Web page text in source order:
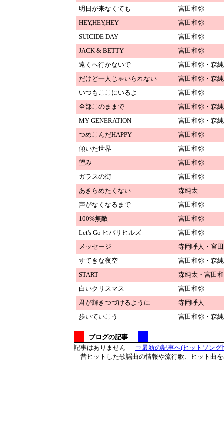
明日が来なくても
宮田和弥
HEY,HEY,HEY
宮田和弥
SUICIDE DAY
宮田和弥
JACK & BETTY
宮田和弥
遠くへ行かないで
宮田和弥・森
だけど一人じゃいられない
宮田和弥・森
いつもここにいるよ
宮田和弥
全部このままで
宮田和弥・森
MY GENERATION
宮田和弥・森
つめこんだHAPPY
宮田和弥
傾いた世界
宮田和弥
望み
宮田和弥
ガラスの街
宮田和弥
あきらめたくない
森純太
声がなくなるまで
宮田和弥
100%無敵
宮田和弥
Let's Go ヒバリヒルズ
宮田和弥
メッセージ
寺岡呼人・宮
すてきな夜空
宮田和弥・森
START
森純太・宮田
白いクリスマス
宮田和弥
君が輝きつづけるように
寺岡呼人
歩いていこう
宮田和弥・森
ブログの記事
記事はありません
⇒最新の記事へ(ヒットソング
昔ヒットした歌謡曲の情報や流行歌、ヒット曲